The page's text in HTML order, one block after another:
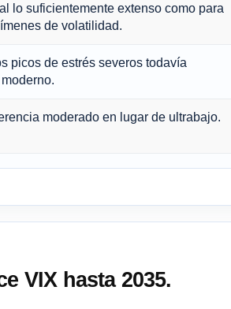
lo suficientemente extenso como para
de volatilidad.
picos de estrés severos todavía
moderado en lugar de ultrabajo.
VIX hasta 2035.